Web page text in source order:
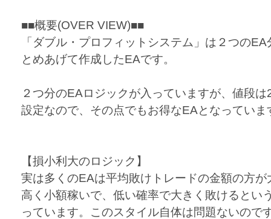
■■概要(OVER VIEW)■■
「ダブル・プロフィットシステム」は２つの
とめあげて作成したEAです。
２つ分のEAロジックが入っていますが、値段
設定なので、その点でもお得なEAとなっていま
【損小利大のロジック】
実は多くのEAは平均敗けトレードの金額の方
高く小額稼いで、低い確率で大きく敗けるとい
っています。このスタイル自体は問題ないので